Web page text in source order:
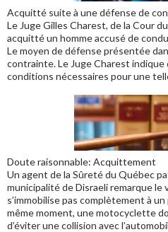
Acquitté suite à une défense de
Le Juge Gilles Charest, de la Cour
acquitté un homme accusé de
Le moyen de défense présentée
contrainte. Le Juge Charest
conditions nécessaires pour une
Doute raisonnable: Acquittement
Un agent de la Sûreté du Québec
municipalité de Disraeli remarque le
s’immobilise pas complètement à
même moment, une motocyclette
d’éviter une collision avec